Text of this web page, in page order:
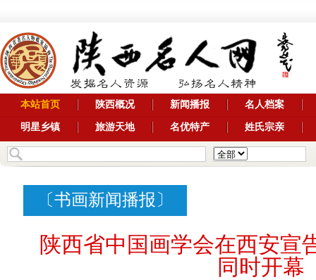
本站首页 陕西概况 新闻播报 名人档案
明星乡镇 旅游天地 名优特产 姓氏宗亲
〔书画新闻播报 〕
陕西省中国画学会在西安宣
同时开幕